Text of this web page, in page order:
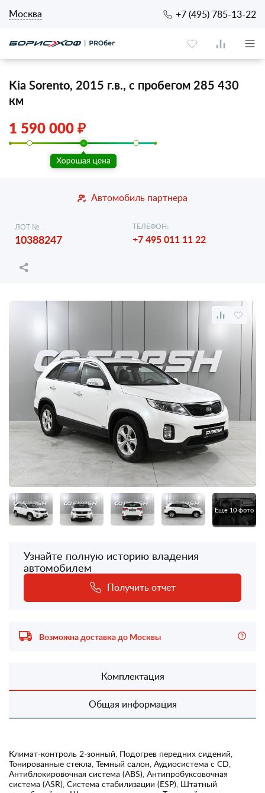
Москва +7 (495) 785-13-22
Kia Sorento, 2015 г.в., с пробегом 285 430
км
1 590 000 ₽
Автомобиль партнера
ЛОТ №
10388247
ТЕЛЕФОН:
+7 495 011 11 22
Еще 10 фото
Узнайте полную историю владения
автомобилем
Получить отчет
Возможна доставка до Москвы
Комплектация
Общая информация
Климат-контроль 2-зонный, Подогрев передних сидений,
Тонированные стекла, Темный салон, Аудиосистема с CD,
Антиблокировочная система (ABS), Антипробуксовочная
система (ASR), Система стабилизации (ESP), Штатный